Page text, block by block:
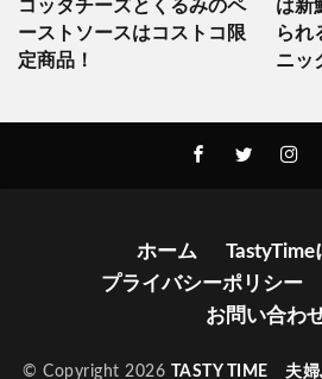
コッタチーズとくるみのペ
ーストソースはコストコ限
定商品！
は新
られ
ニッ
ホーム
TastyTime
プライバシーポリシー
お問い合わ
© Copyright 2026 TASTY TIME 夫婦